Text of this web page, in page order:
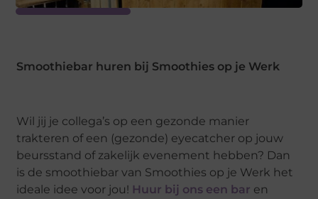
Smoothiebar huren bij Smoothies op je Werk
Wil jij je collega’s op een gezonde manier
trakteren of een (gezonde) eyecatcher op jouw
beursstand of zakelijk evenement hebben? Dan
is de smoothiebar van Smoothies op je Werk het
ideale idee voor jou! Huur bij ons een bar en